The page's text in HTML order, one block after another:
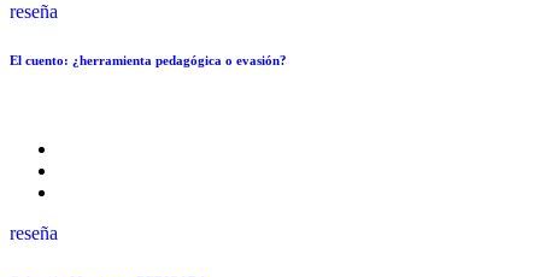
reseña
El cuento: ¿herramienta pedagógica o evasión?
reseña